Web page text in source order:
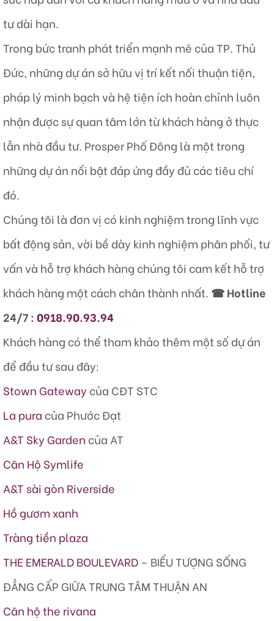
tư dài hạn.
Trong bức tranh phát triển mạnh mẽ của TP. Thủ
Đức, những dự án sở hữu vị trí kết nối thuận tiện,
pháp lý minh bạch và hệ tiện ích hoàn chỉnh luôn
nhận được sự quan tâm lớn từ khách hàng ở thực
lẫn nhà đầu tư. Prosper Phố Đông là một trong
những dự án nổi bật đáp ứng đầy đủ các tiêu chí
đó.
Chúng tôi là đơn vị có kinh nghiệm trong lĩnh vực
bất động sản, vời bề dày kinh nghiệm phân phối, tư
vấn và hỗ trợ khách hàng chúng tôi cam kết hỗ trợ
khách hàng một cách chân thành nhất. ☎ Hotline
24/7 :0918.90.93.94
Khách hàng có thể tham khảo thêm một số dự án
để đầu tư sau đây:
Stown Gateway của CĐT STC
La pura của Phước Đạt
A&T Sky Garden của AT
Căn Hộ Symlife
A&T sài gòn Riverside
Hồ gươm xanh
Tràng tiền plaza
THE EMERALD BOULEVARD – BIỂU TƯỢNG SỐNG
ĐẲNG CẤP GIỮA TRUNG TÂM THUẬN AN
Căn hộ the rivana